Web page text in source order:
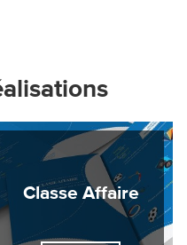
Classe Affaire